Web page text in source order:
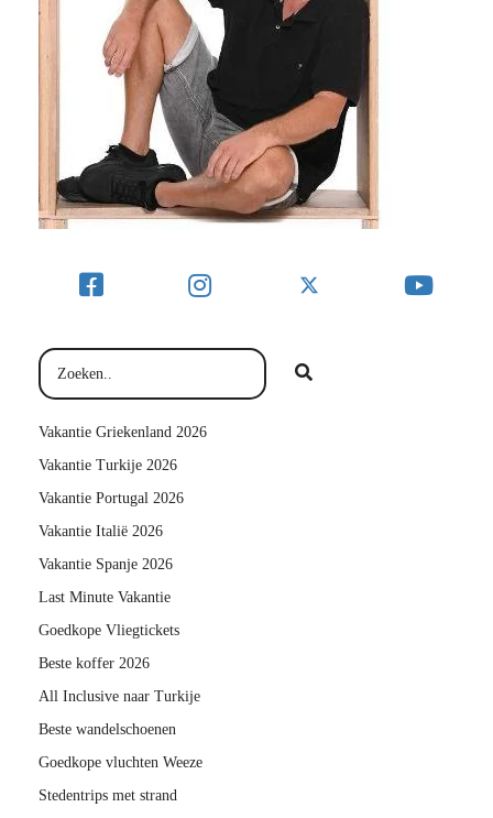
Vakantie Griekenland 2026
Vakantie Turkije 2026
Vakantie Portugal 2026
Vakantie Italië 2026
Vakantie Spanje 2026
Last Minute Vakantie
Goedkope Vliegtickets
Beste koffer 2026
All Inclusive naar Turkije
Beste wandelschoenen
Goedkope vluchten Weeze
Stedentrips met strand